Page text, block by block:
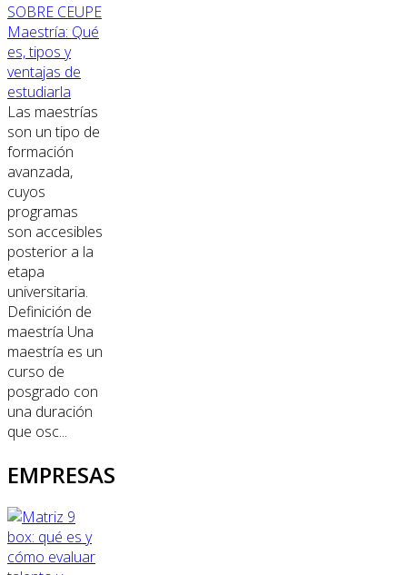
SOBRE CEUPE
Maestría: Qué
es, tipos y
ventajas de
estudiarla
Las maestrías
son un tipo de
formación
avanzada,
cuyos
programas
son accesibles
posterior a la
etapa
universitaria.
Definición de
maestría Una
maestría es un
curso de
posgrado con
una duración
que osc...
EMPRESAS